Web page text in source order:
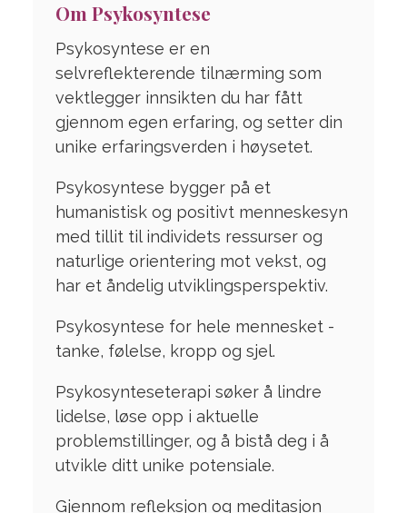
Om Psykosyntese
Psykosyntese er en
selvreflekterende tilnærming som
vektlegger innsikten du har fått
gjennom egen erfaring, og setter din
unike erfaringsverden i høysetet.
Psykosyntese bygger på et
humanistisk og positivt menneskesyn
med tillit til individets ressurser og
naturlige orientering mot vekst, og
har et åndelig utviklingsperspektiv.
Psykosyntese for hele mennesket -
tanke, følelse, kropp og sjel.
Psykosynteseterapi søker å lindre
lidelse, løse opp i aktuelle
problemstillinger, og å bistå deg i å
utvikle ditt unike potensiale.
Gjennom refleksjon og meditasjon